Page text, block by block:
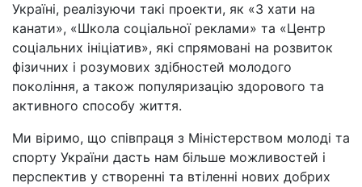
Україні, реалізуючи такі проекти, як «З хати на
канати», «Школа соціальної реклами» та «Центр
соціальних ініціатив», які спрямовані на розвиток
фізичних і розумових здібностей молодого
покоління, а також популяризацію здорового та
активного способу життя.
Ми віримо, що співпраця з Міністерством молоді та
спорту України дасть нам більше можливостей і
перспектив у створенні та втіленні нових добрих